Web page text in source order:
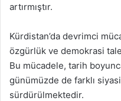
artırmıştır.
Kürdistan’da devrimci
özgürlük ve demokrasi
Bu mücadele, tarih
günümüzde de farklı
sürdürülmektedir.